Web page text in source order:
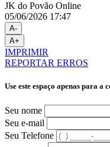
JK do Povão Online
05/06/2026 17:47
A-
A+
IMPRIMIR
REPORTAR ERROS
Use este espaço apenas para a
Seu nome
Seu e-mail
Seu Telefone